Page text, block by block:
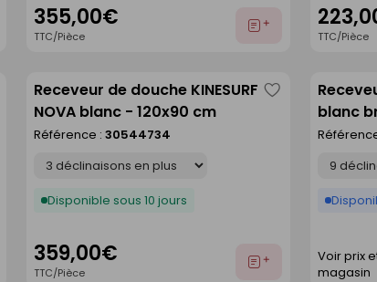
355,00€
TTC/Pièce
Ajouter
TTC/Pièce
Receveur de douche KINESURF
NOVA blanc - 120x90 cm
Référence : 30544734
Disponible sous 10 jours
359,00€
TTC/Pièce
Ajouter
Enregistrer
commeblanc
Voir prix
magasin